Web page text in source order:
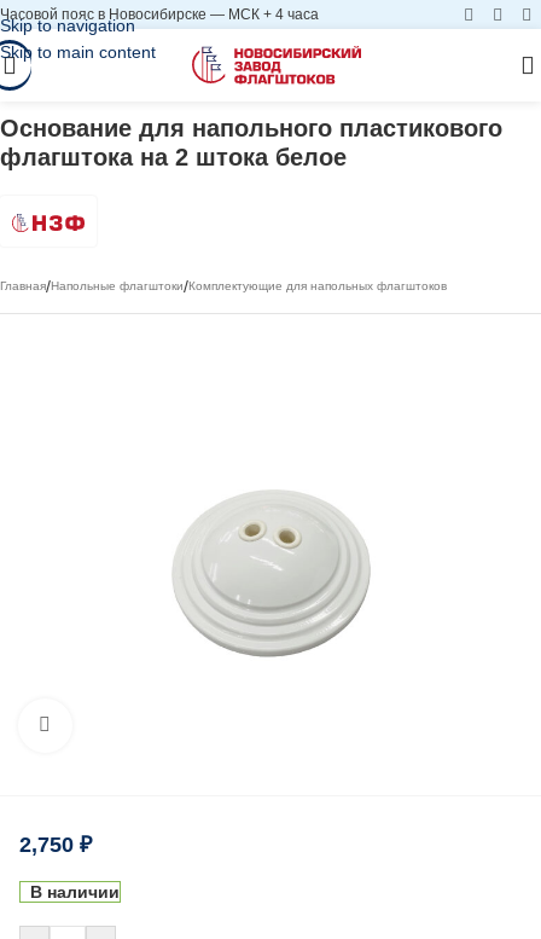
Skip to navigation
Skip to main content
Часовой пояс в Новосибирске — МСК + 4 часа
Основание для напольного пластикового
флагштока на 2 штока белое
Главная/Напольные флагштоки/Комплектующие для напольных флагштоков
2,750 ₽
В наличии